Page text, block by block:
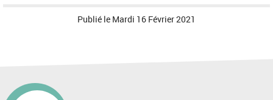
Publié le Mardi 16 Février 2021